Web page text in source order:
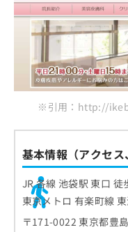
※引用：http://
基本情報（アクセス
JR 各線 池袋駅 東口 徒
東京メトロ 有楽町線
〒171-0022 東京都豊